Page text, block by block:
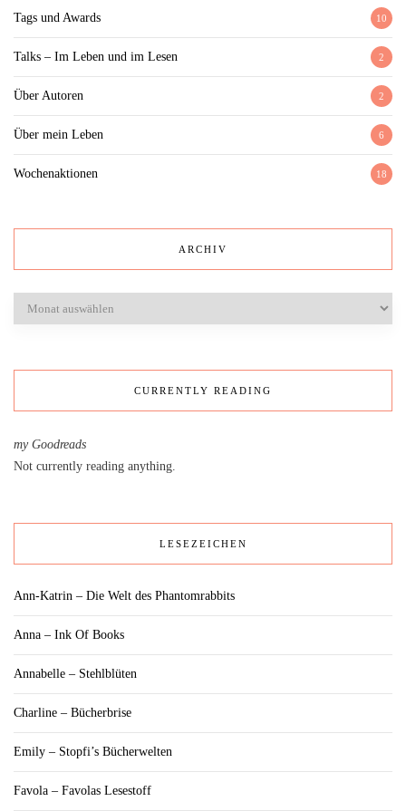
Tags und Awards 10
Talks – Im Leben und im Lesen 2
Über Autoren 2
Über mein Leben 6
Wochenaktionen 18
ARCHIV
CURRENTLY READING
my Goodreads
Not currently reading anything.
LESEZEICHEN
Ann-Katrin – Die Welt des Phantomrabbits
Anna – Ink Of Books
Annabelle – Stehlblüten
Charline – Bücherbrise
Emily – Stopfi’s Bücherwelten
Favola – Favolas Lesestoff